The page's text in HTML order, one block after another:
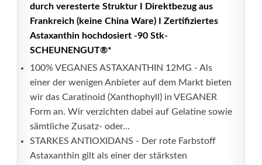
durch veresterte Struktur I Direktbezug aus
Frankreich (keine China Ware) I Zertifiziertes
Astaxanthin hochdosiert -90 Stk-
SCHEUNENGUT®*
100% VEGANES ASTAXANTHIN 12MG - Als
einer der wenigen Anbieter auf dem Markt bieten
wir das Caratinoid (Xanthophyll) in VEGANER
Form an. Wir verzichten dabei auf Gelatine sowie
sämtliche Zusatz- oder...
STARKES ANTIOXIDANS - Der rote Farbstoff
Astaxanthin gilt als einer der stärksten